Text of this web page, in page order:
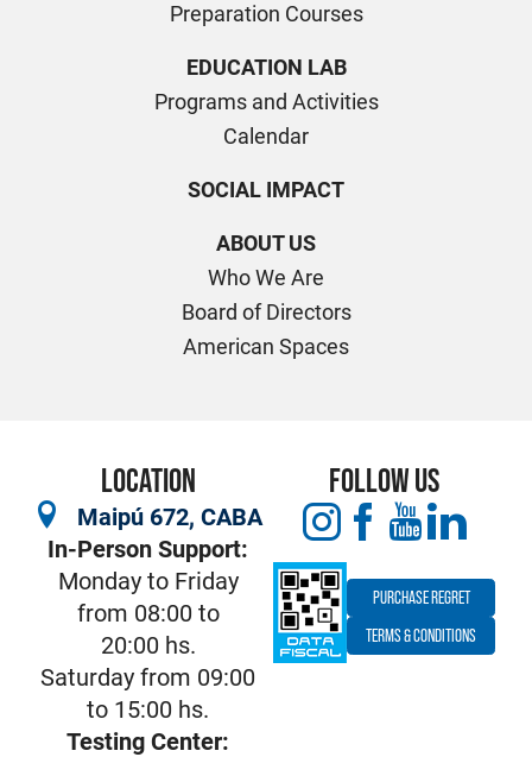
Preparation Courses
EDUCATION LAB
Programs and Activities
Calendar
SOCIAL IMPACT
ABOUT US
Who We Are
Board of Directors
American Spaces
LOCATION
Maipú 672, CABA
In-Person Support:
Monday to Friday
from 08:00 to
20:00 hs.
Saturday from 09:00
to 15:00 hs.
Testing Center:
FOLLOW US
PURCHASE REGRET
TERMS & CONDITIONS